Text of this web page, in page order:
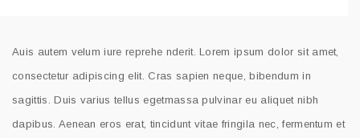
Auis autem velum iure reprehe nderit. Lorem ipsum dolor sit amet,
consectetur adipiscing elit. Cras sapien neque, bibendum in
sagittis. Duis varius tellus egetmassa pulvinar eu aliquet nibh
dapibus. Aenean eros erat, tincidunt vitae fringila nec, fermentum et